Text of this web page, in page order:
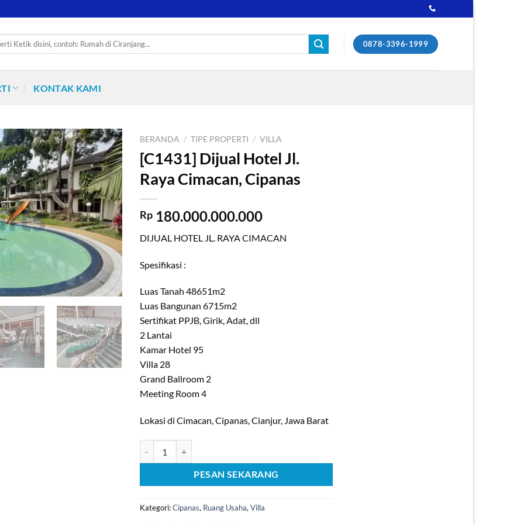
0878-3396-1999
KONTAK KAMI
BERANDA / TIPE PROPERTI / VILLA
[C1431] Dijual Hotel Jl.
Raya Cimacan, Cipanas
Rp 180.000.000.000
DIJUAL HOTEL JL. RAYA CIMACAN
Spesifikasi :
Luas Tanah 48651m2
Luas Bangunan 6715m2
Sertifikat PPJB, Girik, Adat, dll
2 Lantai
Kamar Hotel 95
Villa 28
Grand Ballroom 2
Meeting Room 4
Lokasi di Cimacan, Cipanas, Cianjur, Jawa Barat
PESAN SEKARANG
Kategori:Cipanas, Ruang Usaha, Villa